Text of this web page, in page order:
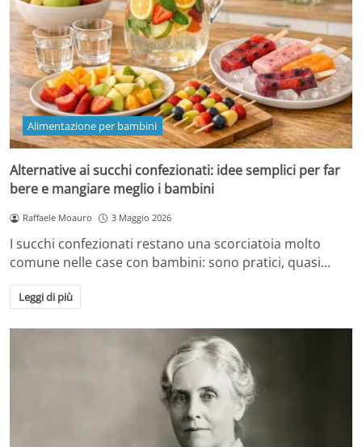
Alimentazione per bambini
Alternative ai succhi confezionati: idee semplici per far
bere e mangiare meglio i bambini
Raffaele Moauro 3 Maggio 2026
I succhi confezionati restano una scorciatoia molto
comune nelle case con bambini: sono pratici, quasi…
Leggi di più